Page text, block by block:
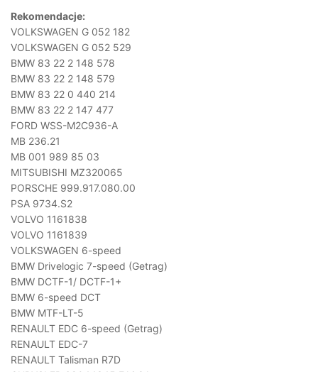
Rekomendacje:
VOLKSWAGEN G 052 182
VOLKSWAGEN G 052 529
BMW 83 22 2 148 578
BMW 83 22 2 148 579
BMW 83 22 0 440 214
BMW 83 22 2 147 477
FORD WSS-M2C936-A
MB 236.21
MB 001 989 85 03
MITSUBISHI MZ320065
PORSCHE 999.917.080.00
PSA 9734.S2
VOLVO 1161838
VOLVO 1161839
VOLKSWAGEN 6-speed
BMW Drivelogic 7-speed (Getrag)
BMW DCTF-1/ DCTF-1+
BMW 6-speed DCT
BMW MTF-LT-5
RENAULT EDC 6-speed (Getrag)
RENAULT EDC-7
RENAULT Talisman R7D